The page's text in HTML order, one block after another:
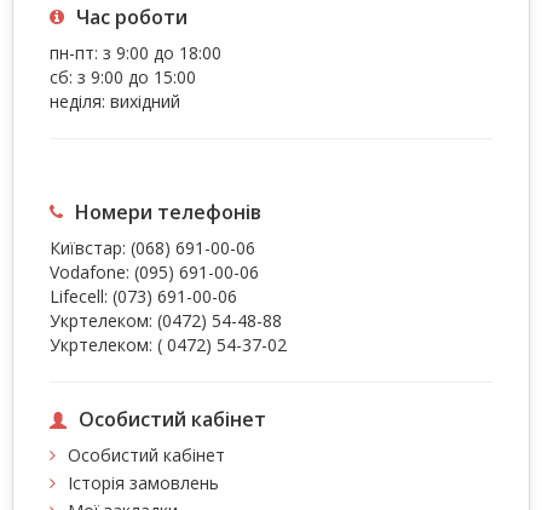
Час роботи
пн-пт: з 9:00 до 18:00
сб: з 9:00 до 15:00
неділя: вихідний
Номери телефонів
Київстар: (068) 691-00-06
Vodafone: (095) 691-00-06
Lifecell: (073) 691-00-06
Укртелеком: (0472) 54-48-88
Укртелеком: ( 0472) 54-37-02
Особистий кабінет
Особистий кабінет
Історія замовлень